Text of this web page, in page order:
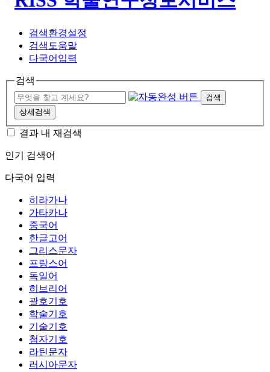
검색환경설정
검색도움말
다국어입력
검색
검색
상세검색
결과 내 재검색
인기 검색어
다국어 입력
히라가나
가타카나
중국어
한글고어
그리스문자
프랑스어
독일어
히브리어
괄호기호
학술기호
기술기호
첨자기호
라틴문자
러시아문자